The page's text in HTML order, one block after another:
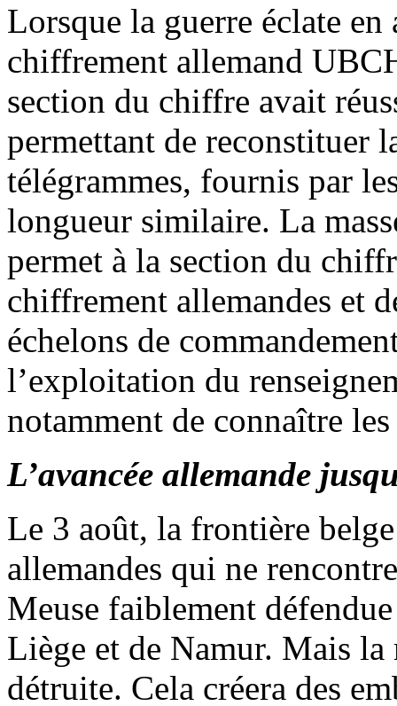
Lorsque la guerre éclate
chiffrement allemand
section du chiffre avait
permettant de reconstituer
télégrammes, fournis par
longueur similaire. La
permet à la section du
chiffrement allemandes et
échelons de
l’exploitation du
notamment de connaître
L’avancée allemande
Le 3 août, la frontière
allemandes qui ne
Meuse faiblement
Liège et de Namur. Mais la
détruite. Cela créera des